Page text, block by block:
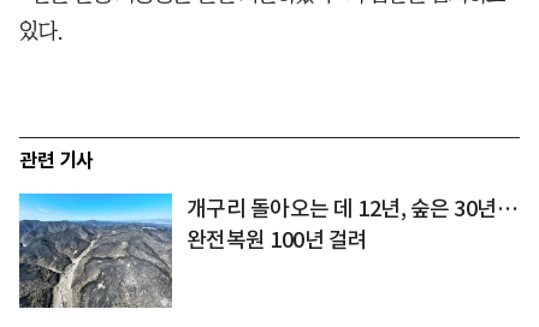
있다.
관련 기사
개구리 돌아오는 데 12년, 숲은 30년…
완전복원 100년 걸려